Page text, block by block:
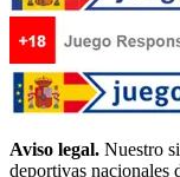
Aviso legal. Nuestro
deportivas nacionales